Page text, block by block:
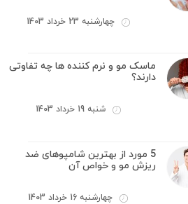
چهارشنبه 23 خرداد 1403
ماسک مو و نرم کننده ها چه تفاوتی
دارند؟
شنبه 19 خرداد 1403
5 مورد از بهترین شامپوهای ضد
ریزش مو و خواص آن
چهارشنبه 16 خرداد 1403